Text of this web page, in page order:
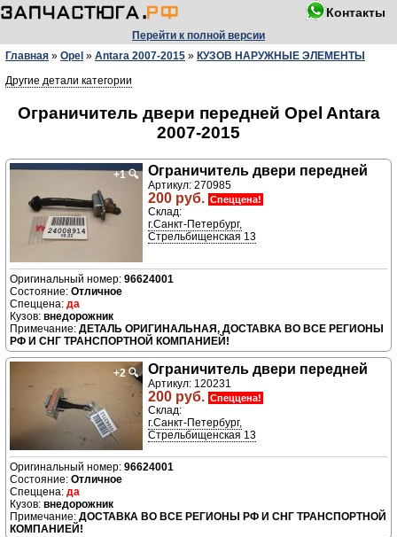
Контакты
Перейти к полной версии
Главная » Opel » Antara 2007-2015 » КУЗОВ НАРУЖНЫЕ ЭЛЕМЕНТЫ
Другие детали категории
Ограничитель двери передней Opel Antara
2007-2015
+1🔍 Ограничитель двери передней
Артикул: 270985
200 руб. Спеццена!
Склад:
г.Санкт-Петербург,
Стрельбищенская 13
96624001
Отличное
да
внедорожник
ДЕТАЛЬ ОРИГИНАЛЬНАЯ, ДОСТАВКА ВО ВСЕ РЕГИОНЫ
РФ И СНГ ТРАНСПОРТНОЙ КОМПАНИЕЙ!
+2🔍 Ограничитель двери передней
Артикул: 120231
200 руб. Спеццена!
Склад:
г.Санкт-Петербург,
Стрельбищенская 13
96624001
Отличное
да
внедорожник
ДОСТАВКА ВО ВСЕ РЕГИОНЫ РФ И СНГ ТРАНСПОРТНОЙ
КОМПАНИЕЙ!